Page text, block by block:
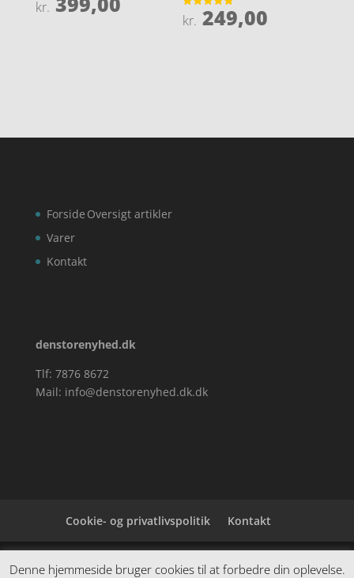
4.2
kr.
Vurderet
4.9
kr. 249,00
Forside
Varer
Kontakt
Oversigt artikler
denstorenyhed.dk
Tlf: 7876 8672
Mail: info@denstorenyhed.dk.dk
Cookie- og privatlivspolitik Kontakt
Denne hjemmeside samler et bredt udvalg af
Denne hjemmeside bruger cookies til at forbedre din oplevelse.